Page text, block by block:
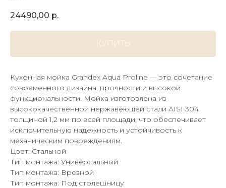
24490,00 р.
КУПИТЬ
Кухонная мойка Grandex Aqua Proline — это сочетание
современного дизайна, прочности и высокой
функциональности. Мойка изготовлена из
высококачественной нержавеющей стали AISI 304
толщиной 1,2 мм по всей площади, что обеспечивает
исключительную надежность и устойчивость к
механическим повреждениям.
Цвет: Стальной
Тип монтажа: Универсальный
Тип монтажа: Врезной
Тип монтажа: Под столешницу